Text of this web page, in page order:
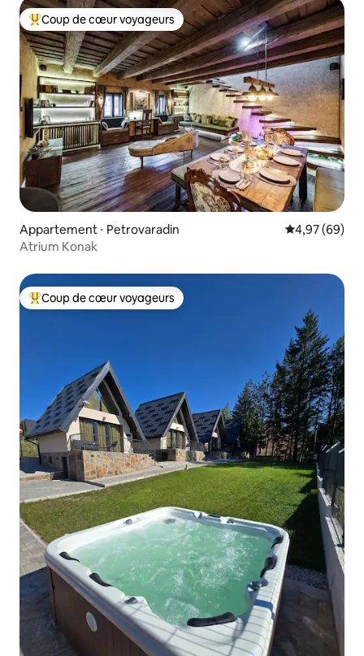
Coups de cœur voyageurs les plus appréciés
Coup de cœur voyageurs
Appartement ⋅ Petrovaradin Évaluation
4,97 (69)
Atrium Konak
Coups de cœur voyageurs les plus appréciés
Coup de cœur voyageurs